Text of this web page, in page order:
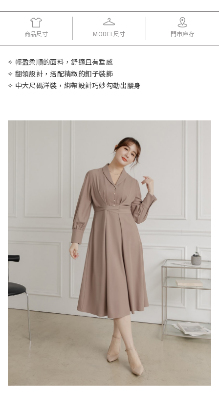
商品尺寸 MODEL尺寸 門市庫存
✧ 輕盈柔順的面料，舒適且有垂感
✧ 翻領設計，搭配精緻的釦子裝飾
✧ 中大尺碼洋裝，綁帶設計巧妙勾勒出腰身